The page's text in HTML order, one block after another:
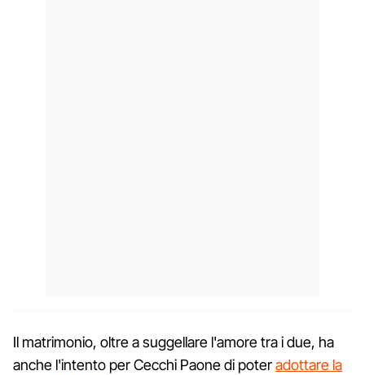
Il matrimonio, oltre a suggellare l'amore tra i due, ha
anche l'intento per Cecchi Paone di poteradottare la